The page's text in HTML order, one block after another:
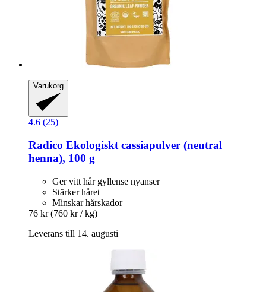
Varukorg
4.6 (25)
Radico Ekologiskt cassiapulver (neutral
henna), 100 g
Ger vitt hår gyllense nyanser
Stärker håret
Minskar hårskador
76 kr (760 kr / kg)
Leverans till 14. augusti